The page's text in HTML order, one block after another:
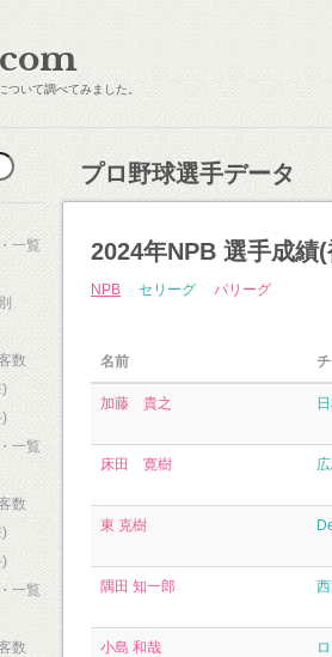
いて調べてみました。
一覧
数
)
)
一覧
数
)
)
一覧
数
プロ野球選手データ
2024年NPB 選手成績
NPB セリーグ パリーグ
名前
加藤 貴之
床田 寛樹
東 克樹
隅田 知一郎
小島 和哉